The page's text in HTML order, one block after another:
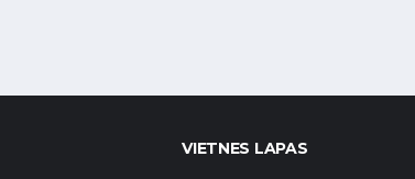
VIETNES LAPAS